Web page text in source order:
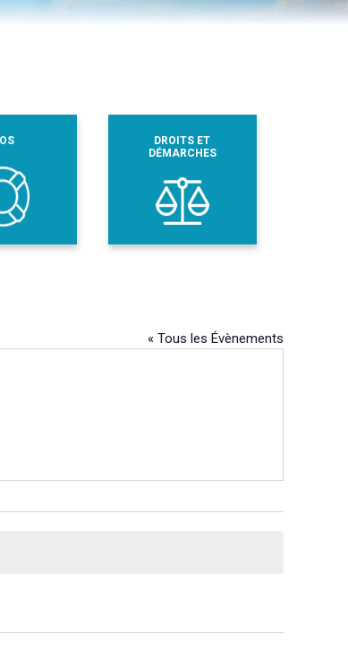
DROITS ET
DÉMARCHES
« Tous les Évènements